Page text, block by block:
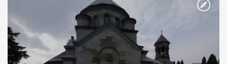
А потім було Хрещення Русі. На честь Херсонесу Таврійського